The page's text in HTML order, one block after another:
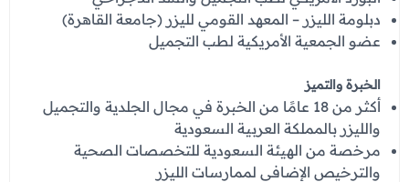
عروض العناية بالشعر
عروض الرجال
عروض جراحات التجميل
عروض قسم الطوارئ
عروض المختبر
عروض الاشعة
عروض الباطنة
دبلومة الليزر – المعهد القومي لليزر (جامعة القاهرة)
عضو الجمعية الأمريكية لطب التجميل
الخبرة والتميز
أكثر من 18 عامًا من الخبرة في مجال الجلدية والتجميل
والليزر بالمملكة العربية السعودية
مرخصة من الهيئة السعودية للتخصصات الصحية
والترخيص الإضافي لممارسات الليزر